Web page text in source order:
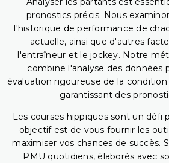
pronostics précis. Nous
l'historique de performance de
actuelle, ainsi que d'autres
l'entraîneur et le jockey. Notre
combine l'analyse des données
évaluation rigoureuse de la
garantissant des
Les courses hippiques sont un défi
objectif est de vous fournir les
maximiser vos chances de succès.
PMU quotidiens, élaborés avec